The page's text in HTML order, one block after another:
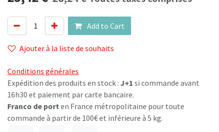
Add to Cart
Ajouter à la liste de souhaits
Conditions générales
Expédition des produits en stock : J+1 si commande avant
16h30 et paiement par carte bancaire.
Franco de port en France métropolitaine pour toute
commande à partir de 100€ et inférieure à 5 kg.